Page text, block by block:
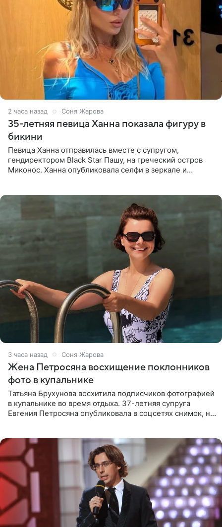
2 часа назад Соня Жарова
35-летняя певица Ханна показала фигуру в
бикини
Певица Ханна отправилась вместе с супругом,
гендиректором Black Star Пашу, на греческий остров
Миконос. Ханна опубликовала селфи в зеркале и
3 часа назад Соня Жарова
Жена Петросяна восхищение поклонников
фото в купальнике
Татьяна Брухунова восхитила подписчиков фотографией
в купальнике во время отдыха. 37-летняя супруга
Евгения Петросяна опубликовала в соцсетях снимок, на